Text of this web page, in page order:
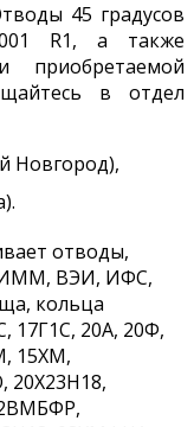
45 градусов
R1, а также
приобретаемой
в отдел
Новгород),
отводы,
ИММ, ВЭИ, ИФС,
кольца
17Г1С, 20А, 20Ф,
15ХМ,